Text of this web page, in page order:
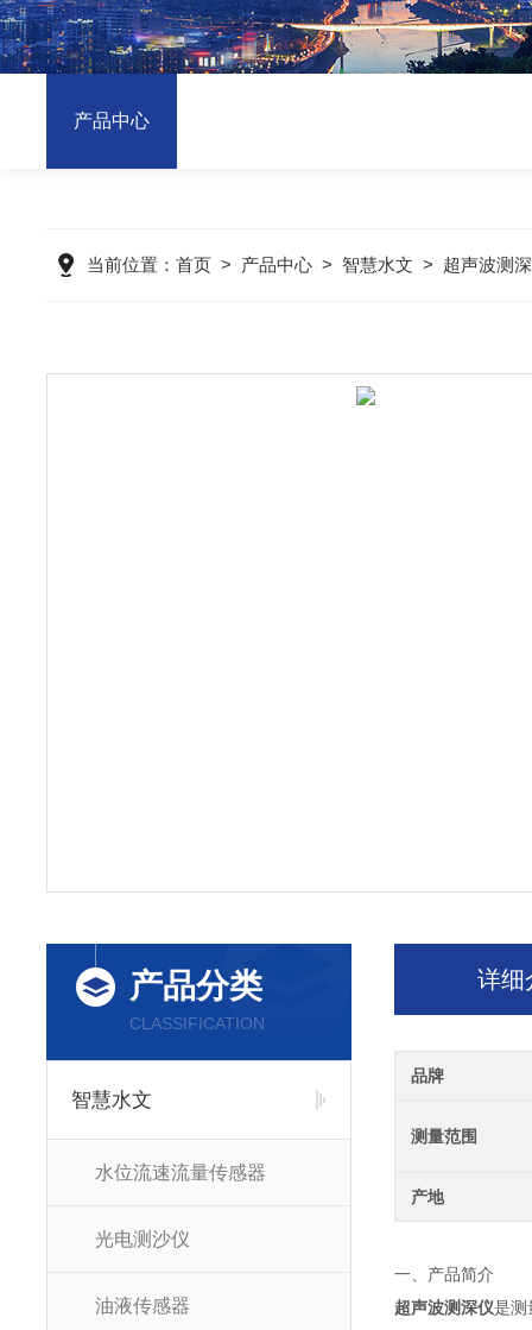
产品中心
当前位置： 首页 > 产品中心 > 智慧水文 > 超声波测
产品分类
CLASSIFICATION
智慧水文
水位流速流量传感器
光电测沙仪
油液传感器
详细
品牌
测量范围
产地
一、产品简介
超声波测深仪是测